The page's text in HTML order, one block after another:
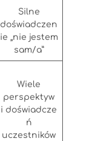
Silne
doświadczen
ie „nie jestem
sam/a”
Wiele
perspektyw
i doświadcze
ń
uczestników